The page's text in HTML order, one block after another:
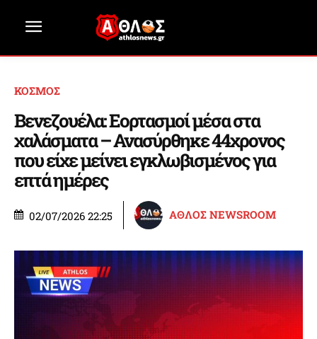
ΚΟΣΜΟΣ
Βενεζουέλα: Εορτασμοί μέσα στα
χαλάσματα – Ανασύρθηκε 44χρονος
που είχε μείνει εγκλωβισμένος για
επτά ημέρες
02/07/2026 22:25 ΑΘΛΟΣ NEWSROOM